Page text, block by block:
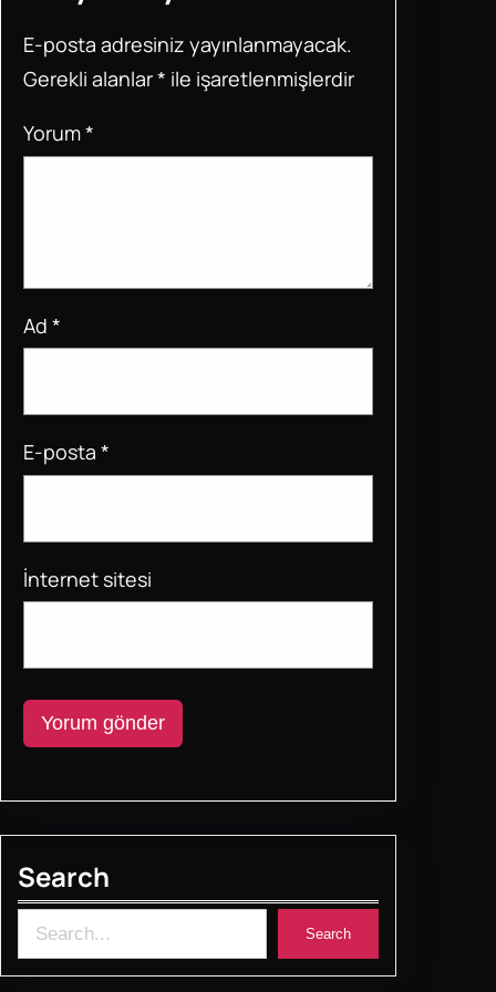
o
o
k
p
p
E-posta adresiniz yayınlanmayacak.
Gerekli alanlar* ile işaretlenmişlerdir
Yorum*
Ad *
E-posta *
İnternet sitesi
Search
e
Search